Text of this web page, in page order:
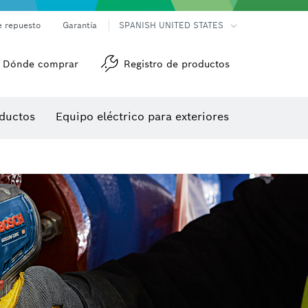
repuesto Garantía SPANISH UNITED STATES
Dónde comprar Registro de productos
Equipo eléctrico para exteriores